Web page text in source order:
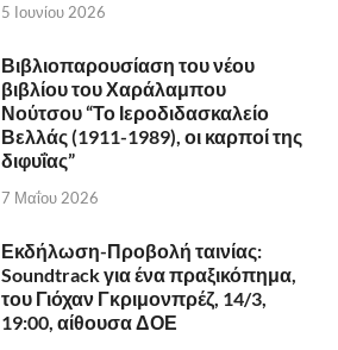
5 Ιουνίου 2026
Βιβλιοπαρουσίαση του νέου
βιβλίου του Χαράλαμπου
Νούτσου “Το Ιεροδιδασκαλείο
Βελλάς (1911-1989), οι καρποί της
διφυΐας”
7 Μαΐου 2026
Εκδήλωση-Προβολή ταινίας:
Soundtrack για ένα πραξικόπημα,
του Γιόχαν Γκριμονπρέζ, 14/3,
19:00, αίθουσα ΔΟΕ